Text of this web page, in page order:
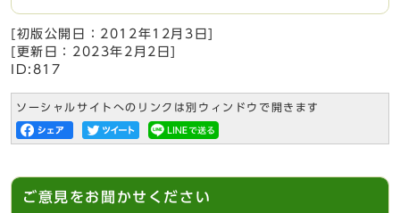
[初版公開日： 2012年12月3日
[更新日： 2023年2月2日
ID:817
ソーシャルサイトへのリンクは別ウィンドウで開きます
ご意見をお聞かせください